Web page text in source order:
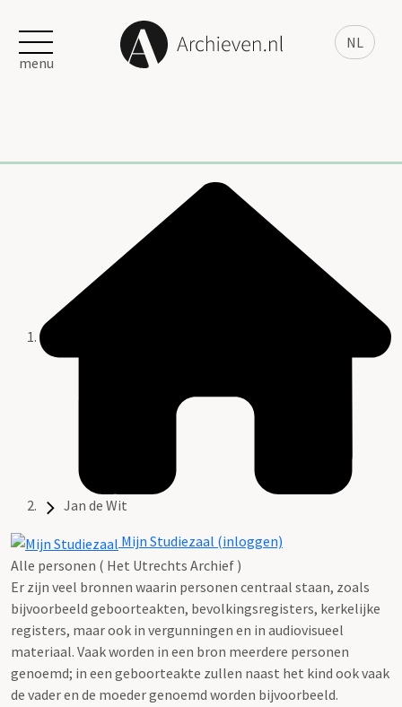
NL
menu
Jan de Wit
Mijn Studiezaal (inloggen)
Alle personen ( Het Utrechts Archief )
Er zijn veel bronnen waarin personen centraal staan, zoals
bijvoorbeeld geboorteakten, bevolkingsregisters, kerkelijke
registers, maar ook in vergunningen en in audiovisueel
materiaal. Vaak worden in een bron meerdere personen
genoemd; in een geboorteakte zullen naast het kind ook vaak
de vader en de moeder genoemd worden bijvoorbeeld.